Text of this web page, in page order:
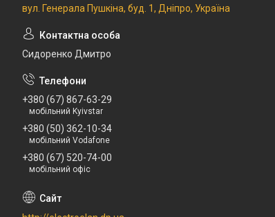
вул. Генерала Пушкіна, буд. 1, Дніпро, Україна
Сидоренко Дмитро
+380 (67) 867-63-29
мобільний Kyivstar
+380 (50) 362-10-34
мобільний Vodafone
+380 (67) 520-74-00
мобільний офіс